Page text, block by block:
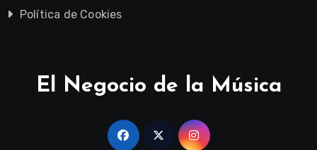
Política de Cookies
El Negocio de la Música